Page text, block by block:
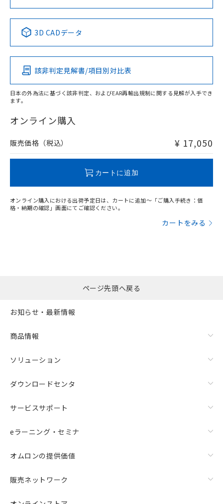
3D CADデータ
該非判定見解書/項目別対比表
日本の外為法に基づく該非判定、およびEAR再輸出規制に関する見解が入手でき
ます。
オンライン購入
販売価格（税込） ¥ 17,050
カートに追加
オンライン購入における出荷予定日は、カートに追加～「ご購入手続き：価
格・納期の確認」画面にてご確認ください。
カートをみる
ページ先頭へ戻る
お知らせ・最新情報
商品情報
ソリューション
ダウンロードセンタ
サービスサポート
eラーニング・セミナ
オムロンの提供価値
販売ネットワーク